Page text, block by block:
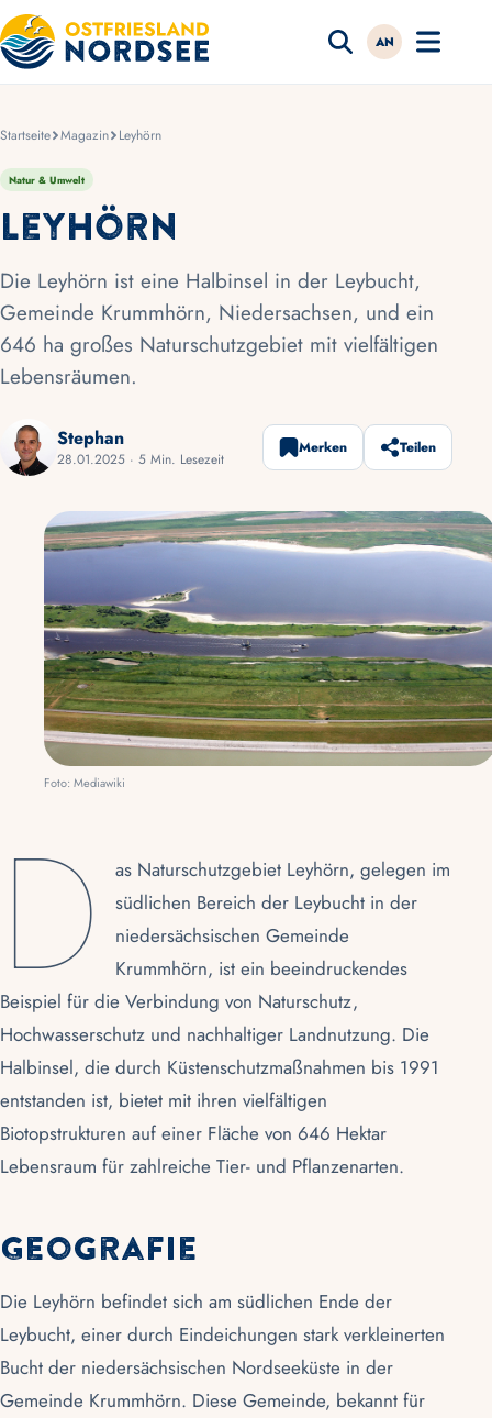
AN
Startseite Magazin Leyhörn
Natur & Umwelt
Leyhörn
Die Leyhörn ist eine Halbinsel in der Leybucht,
Gemeinde Krummhörn, Niedersachsen, und ein
646 ha großes Naturschutzgebiet mit vielfältigen
Lebensräumen.
Stephan
28.01.2025 · 5 Min. Lesezeit
Merken Teilen
Foto: Mediawiki
D
as Naturschutzgebiet Leyhörn, gelegen im
südlichen Bereich der Leybucht in der
niedersächsischen Gemeinde
Krummhörn, ist ein beeindruckendes
Beispiel für die Verbindung von Naturschutz,
Hochwasserschutz und nachhaltiger Landnutzung. Die
Halbinsel, die durch Küstenschutzmaßnahmen bis 1991
entstanden ist, bietet mit ihren vielfältigen
Biotopstrukturen auf einer Fläche von 646 Hektar
Lebensraum für zahlreiche Tier- und Pflanzenarten.
Geografie
Die Leyhörn befindet sich am südlichen Ende der
Leybucht, einer durch Eindeichungen stark verkleinerten
Bucht der niedersächsischen Nordseeküste in der
Gemeinde Krummhörn. Diese Gemeinde, bekannt für